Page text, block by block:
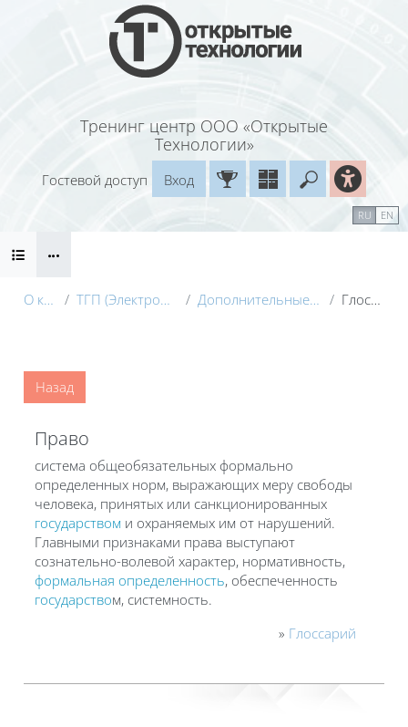
Перейти к основному содержанию
Тренинг центр ООО «Открытые
Технологии»
Введите
Гостевой доступ
Вход
RU EN
Блоки
О курсе ТГП (Электронный курс) Дополнительные материалы Глоссарий
Назад
Право
система общеобязательных формально
определенных норм, выражающих меру свободы
человека, принятых или санкционированных
государством и охраняемых им от нарушений.
Главными признаками права выступают
сознательно-волевой характер, нормативность,
формальная определенность, обеспеченность
государством, системность.
» Глоссарий